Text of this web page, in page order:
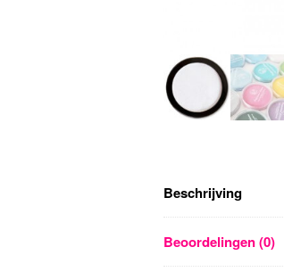
Beschrijving
Beoordelingen (0)